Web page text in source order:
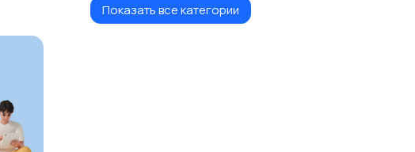
Информационные
технологии
Искусство и
Показать все категории